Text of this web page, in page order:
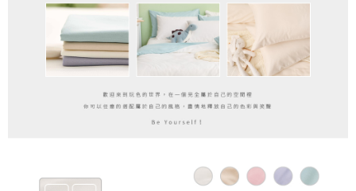
權轉讓予恩沛科技股份有限公司。
２．關於個人資料處理事宜，請瀏覽以下網址：
https://aftee.tw/terms/#terms3
３．未成年的使用者請事先徵得法定代理人或監護人之同意方可使用
「AFTEE先享後付」，若未經同意申辦者引起之損失，本公司不負相關責
４．使用「AFTEE先享後付」時，將依據個別帳號之用戶狀況，依本公司即
時審查核予不同之上限額度；若仍有額度不足之情形，本公司將視審查結果
新竹貨運
每筆NT$80，滿NT$999(含以上)免運費